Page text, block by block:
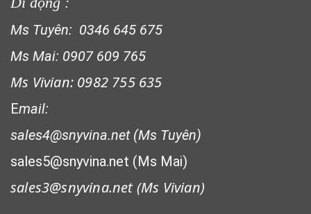
Ms Tuyên: 0346 645 675
Ms Mai: 0907 609 765
Ms Vivian: 0982 755 635
Email:
sales4@snyvina.net (Ms Tuyên)
sales5@snyvina.net (Ms Mai)
sales3@snyvina.net (Ms Vivian)